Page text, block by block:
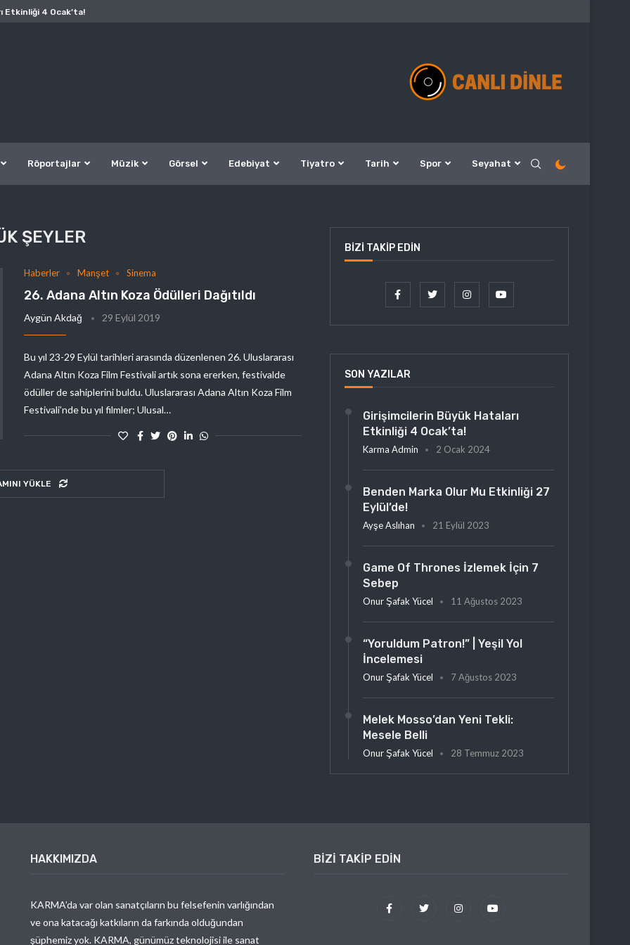
Etkinliği 4 Ocak’ta!
Röportajlar Müzik Görsel Edebiyat Tiyatro Tarih Spor Seyahat
ŞEYLER
Haberler Manşet Sinema
26. Adana Altın Koza Ödülleri Dağıtıldı
Aygün Akdağ 29 Eylül 2019
Bu yıl 23-29 Eylül tarihleri arasında düzenlenen 26. Uluslararası
Adana Altın Koza Film Festivali artık sona ererken, festivalde
ödüller de sahiplerini buldu. Uluslararası Adana Altın Koza Film
Festivali’nde bu yıl filmler; Ulusal…
YÜKLE
BIZI TAKIP EDIN
SON YAZILAR
Girişimcilerin Büyük Hataları
Etkinliği 4 Ocak’ta!
Karma Admin 2 Ocak 2024
Benden Marka Olur Mu Etkinliği 27
Eylül’de!
Ayşe Aslıhan 21 Eylül 2023
Game Of Thrones İzlemek İçin 7
Sebep
Onur Şafak Yücel 11 Ağustos 2023
“Yoruldum Patron!” | Yeşil Yol
İncelemesi
Onur Şafak Yücel 7 Ağustos 2023
Melek Mosso’dan Yeni Tekli:
Mesele Belli
Onur Şafak Yücel 28 Temmuz 2023
HAKKIMIZDA
KARMA’da var olan sanatçıların bu felsefenin varlığından
ve ona katacağı katkıların da farkında olduğundan
şüphemiz yok. KARMA, günümüz teknolojisi ile sanat
BIZI TAKIP EDIN